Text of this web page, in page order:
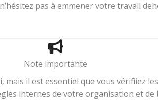
pas à emmener votre travail
Note importante
il est essentiel que vous vérifiiez
internes de votre organisation et